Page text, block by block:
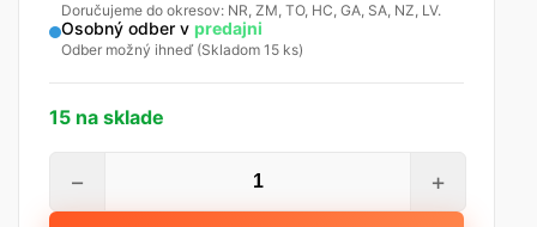
Doručujeme do okresov: NR, ZM, TO, HC, GA, SA, NZ, LV.
Osobný odber v predajni
Odber možný ihneď (Skladom 15 ks)
15 na sklade
− +